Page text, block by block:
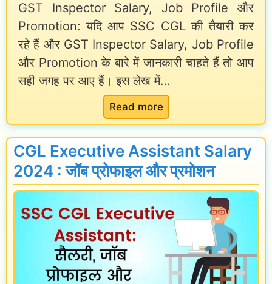
e
,
E
x
a
m
P
a
t
t
i
n
d
i
s
p
e
c
t
o
r
l
r
2
GST Inspector Salary, Job Profile और
Promotion: यदि आप SSC CGL की तैयारी कर
रहे हैं और GST Inspector Salary, Job Profile
और Promotion के बारे में जानकारी चाहते हैं तो आप
सही जगह पर आए हैं। इस लेख में…
Read more:
G
S
T
I
s
CGL Executive Assistant Salary
2024 : जॉब प्रोफाइल और प्रमोशन